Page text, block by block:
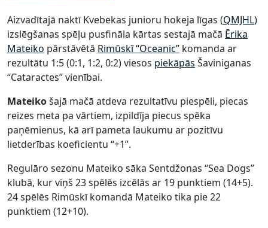
Aizvadītajā naktī Kvebekas junioru hokeja līgas (QMJHL)
izslēgšanas spēļu pusfināla kārtas sestajā mačā Ērika
Mateiko pārstāvētā Rimūskī “Oceanic” komanda ar
rezultātu 1:5 (0:1, 1:2, 0:2) viesos piekāpās Šaviniganas
“Cataractes” vienībai.
Mateikošajā mačā atdeva rezultatīvu piespēli, piecas
reizes meta pa vārtiem, izpildīja piecus spēka
paņēmienus, kā arī pameta laukumu ar pozitīvu
lietderības koeficientu “+1”.
Regulāro sezonu Mateiko sāka Sentdžonas “Sea Dogs”
klubā, kur viņš 23 spēlēs izcēlās ar 19 punktiem (14+5).
24 spēlēs Rimūskī komandā Mateiko tika pie 22
punktiem (12+10).